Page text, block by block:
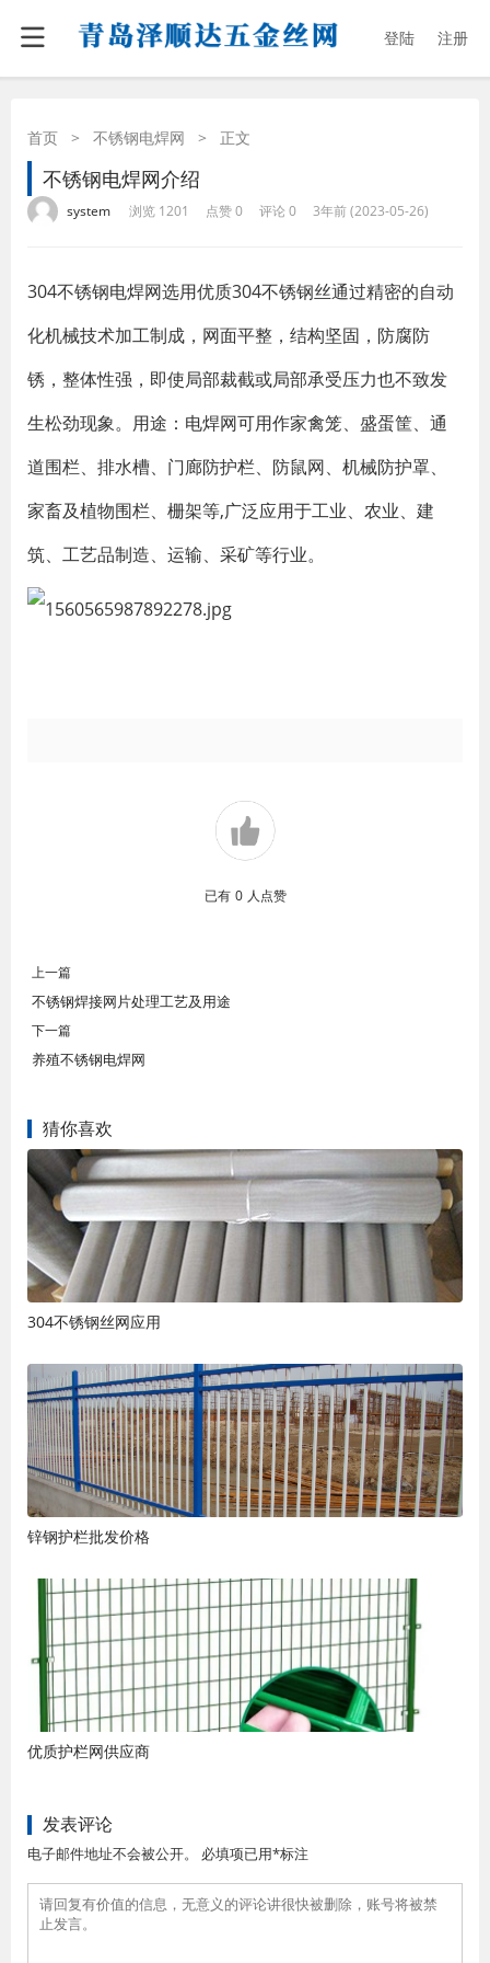
登陆 注册
首页 > 不锈钢电焊网 > 正文
不锈钢电焊网介绍
system 浏览 1201 点赞 0 评论 0 3年前 (2023-05-26)
304不锈钢电焊网选用优质304不锈钢丝通过精密的自动
化机械技术加工制成，网面平整，结构坚固，防腐防
锈，整体性强，即使局部裁截或局部承受压力也不致发
生松劲现象。用途：电焊网可用作家禽笼、盛蛋筐、通
道围栏、排水槽、门廊防护栏、防鼠网、机械防护罩、
家畜及植物围栏、栅架等,广泛应用于工业、农业、建
筑、工艺品制造、运输、采矿等行业。
已有 0 人点赞
上一篇
不锈钢焊接网片处理工艺及用途
下一篇
养殖不锈钢电焊网
猜你喜欢
304不锈钢丝网应用
锌钢护栏批发价格
优质护栏网供应商
发表评论
电子邮件地址不会被公开。 必填项已用*标注